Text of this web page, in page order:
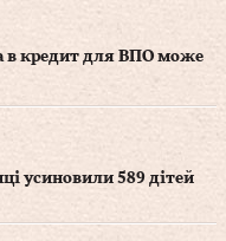
в кредит для ВПО може
усиновили 589 дітей